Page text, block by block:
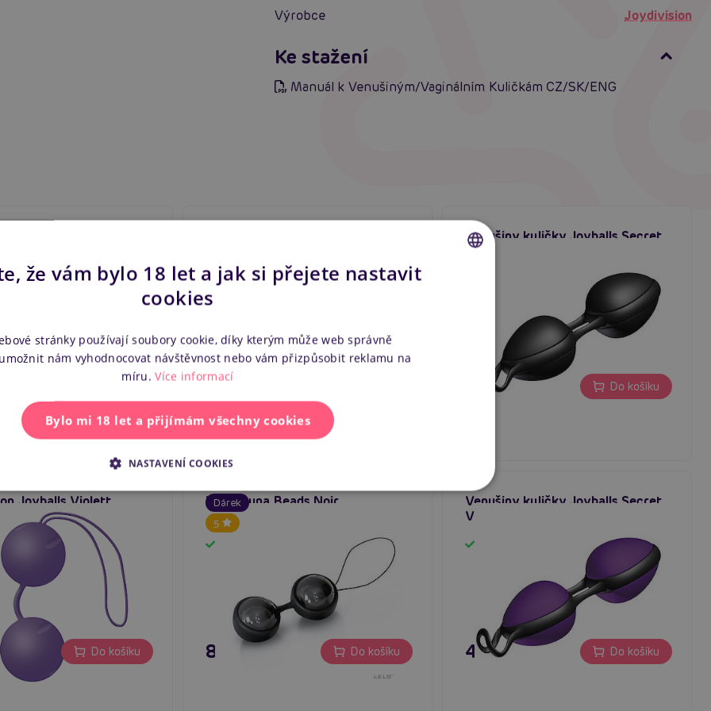
Výrobce
Joydivision
Ke stažení
Manuál k Venušiným/Vaginálním Kuličkám CZ/SK/ENG
Skladem
395 Kč
Venušiny kuličky Joyballs Secret
Black & Black
495 Kč Do košíku
Joyballs Violett
Do košíku
Dárek
5
Lelo - Luna Beads Noir
899 Kč Do košíku
Venušiny kuličky Joyballs Secret
Violet & Black
495 Kč Do košíku
že vám bylo 18 let a jak si přejete nastavit
cookies
stránky používají soubory cookie, díky kterým může web správně
nám vyhodnocovat návštěvnost nebo vám přizpůsobit reklamu na
míru. Více informací
Bylo mi 18 let a přijímám všechny cookies
NASTAVENÍ COOKIES